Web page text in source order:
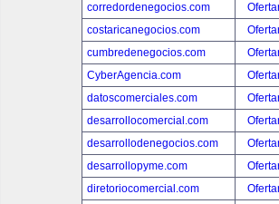
corredordenegocios.com
costaricanegocios.com
cumbredenegocios.com
CyberAgencia.com
datoscomerciales.com
desarrollocomercial.com
desarrollodenegocios.com
desarrollopyme.com
diretoriocomercial.com